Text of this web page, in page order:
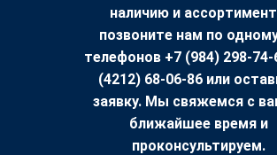
наличию и
позвоните нам по
телефонов +7 (984) 298-74-
(4212) 68-06-86 или
заявку. Мы свяжемся с
ближайшее время и
проконсультируем.